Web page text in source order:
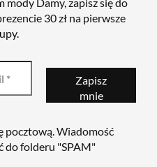
30 zł na pierwsze
pocztową. Wiadomość
do folderu "SPAM"